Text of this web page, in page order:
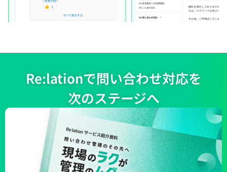
Re:lationで問い合わせ対応を
次のステージへ